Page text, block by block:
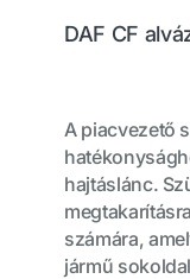
DAF CF
A piacvezető
hajtáslánc.
számára,
jármű